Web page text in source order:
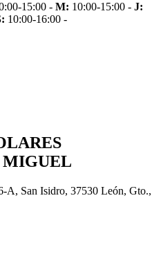
15:00 - M: 10:00-15:00 - J:
10:00-16:00 -
MIGUEL
A, San Isidro, 37530 León, Gto.,